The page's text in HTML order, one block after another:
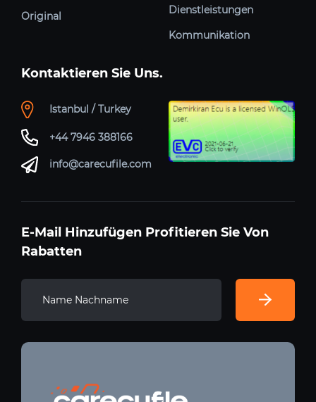
Original
Dienstleistungen
Kommunikation
Kontaktieren Sie Uns.
Istanbul / Turkey
+44 7946 388166
info@carecufile.com
E-Mail Hinzufügen Profitieren Sie Von
Rabatten